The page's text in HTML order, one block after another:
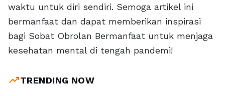
waktu untuk diri sendiri. Semoga artikel ini
bermanfaat dan dapat memberikan inspirasi
bagi Sobat Obrolan Bermanfaat untuk menjaga
kesehatan mental di tengah pandemi!
trending_upTRENDING NOW